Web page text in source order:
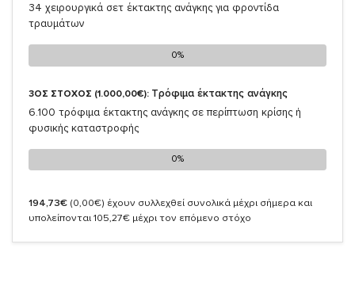
34 χειρουργικά σετ έκτακτης ανάγκης για φροντίδα
τραυμάτων
0%
0%
3ΟΣ ΣΤΟΧΟΣ (1.000,00€): Τρόφιμα έκτακτης ανάγκης
6.100 τρόφιμα έκτακτης ανάγκης σε περίπτωση κρίσης ή
φυσικής καταστροφής
0%
0%
194,73€ (0,00€) έχουν συλλεχθεί συνολικά μέχρι σήμερα και
υπολείπονται 105,27€ μέχρι τον επόμενο στόχο